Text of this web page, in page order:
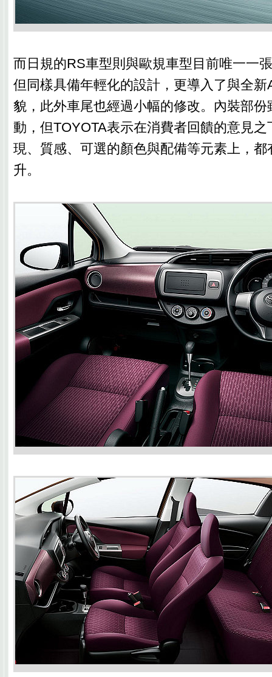
而日規的RS車型則與歐規車型目前唯一一
但同樣具備年輕化的設計，更導入了與全
貌，此外車尾也經過小幅的修改。內裝部
動，但TOYOTA表示在消費者回饋的意見
現、質感、可選的顏色與配備等元素上，都
升。